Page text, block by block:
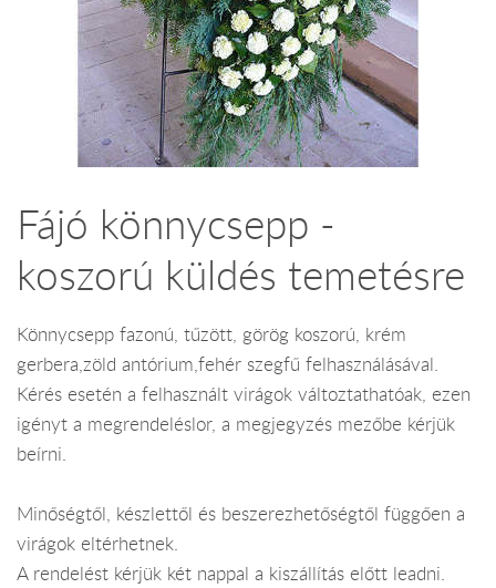
Fájó könnycsepp -
koszorú küldés temetésre
Könnycsepp fazonú, tűzött, görög koszorú, krém
gerbera,zöld antórium,fehér szegfű felhasználásával.
Kérés esetén a felhasznált virágok változtathatóak, ezen
igényt a megrendeléslor, a megjegyzés mezőbe kérjük
beírni.
Minőségtől, készlettől és beszerezhetőségtől függően a
virágok eltérhetnek.
A rendelést kérjük két nappal a kiszállítás előtt leadni.